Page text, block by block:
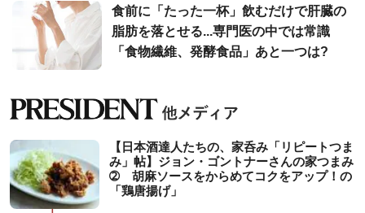
食前に「たった一杯」飲むだけで肝臓の
脂肪を落とせる...専門医の中では常識
「食物繊維、発酵食品」あと一つは?
【日本酒達人たちの、家呑み「リピートつま
み」帖】ジョン・ゴントナーさんの家つまみ
➁ 胡麻ソースをからめてコクをアップ！の
「鶏唐揚げ」